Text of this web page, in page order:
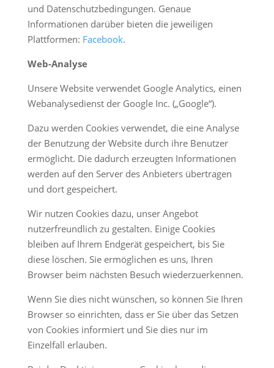
und Datenschutzbedingungen. Genaue
Informationen darüber bieten die jeweiligen
Plattformen: Facebook.
Web-Analyse
Unsere Website verwendet Google Analytics, einen
Webanalysedienst der Google Inc. („Google“).
Dazu werden Cookies verwendet, die eine Analyse
der Benutzung der Website durch ihre Benutzer
ermöglicht. Die dadurch erzeugten Informationen
werden auf den Server des Anbieters übertragen
und dort gespeichert.
Wir nutzen Cookies dazu, unser Angebot
nutzerfreundlich zu gestalten. Einige Cookies
bleiben auf Ihrem Endgerät gespeichert, bis Sie
diese löschen. Sie ermöglichen es uns, Ihren
Browser beim nächsten Besuch wiederzuerkennen.
Wenn Sie dies nicht wünschen, so können Sie Ihren
Browser so einrichten, dass er Sie über das Setzen
von Cookies informiert und Sie dies nur im
Einzelfall erlauben.